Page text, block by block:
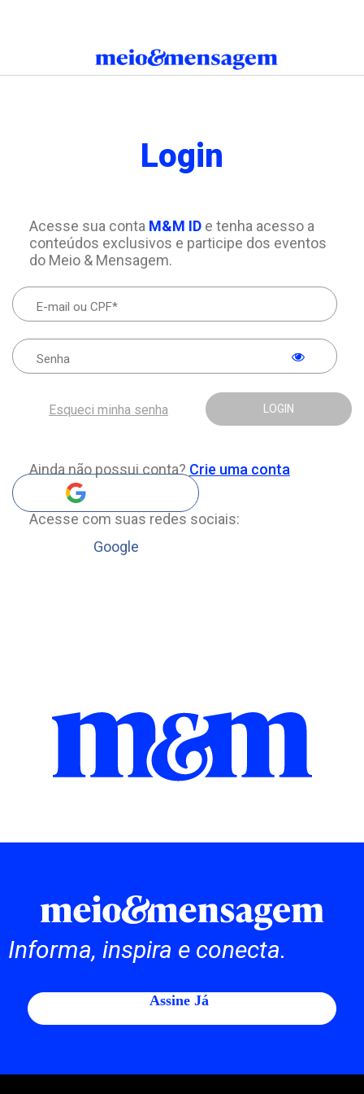
Login
Acesse sua conta M&M IDe tenha acesso a
conteúdos exclusivos e participe dos eventos
do Meio & Mensagem.
LOGIN
Esqueci minha senha
Ainda não possui conta? Crie uma conta
Acesse com suas redes sociais:
Google
Informa, inspira e conecta.
Assine Já